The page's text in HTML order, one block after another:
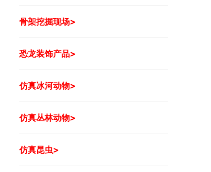
骨架挖掘现场>
恐龙装饰产品>
仿真冰河动物>
仿真丛林动物>
仿真昆虫>